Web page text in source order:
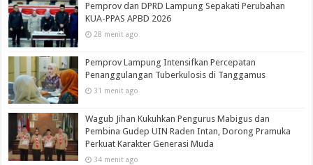
Pemprov dan DPRD Lampung Sepakati Perubahan
KUA-PPAS APBD 2026
28 menit ago
Pemprov Lampung Intensifkan Percepatan
Penanggulangan Tuberkulosis di Tanggamus
31 menit ago
Wagub Jihan Kukuhkan Pengurus Mabigus dan
Pembina Gudep UIN Raden Intan, Dorong Pramuka
Perkuat Karakter Generasi Muda
34 menit ago